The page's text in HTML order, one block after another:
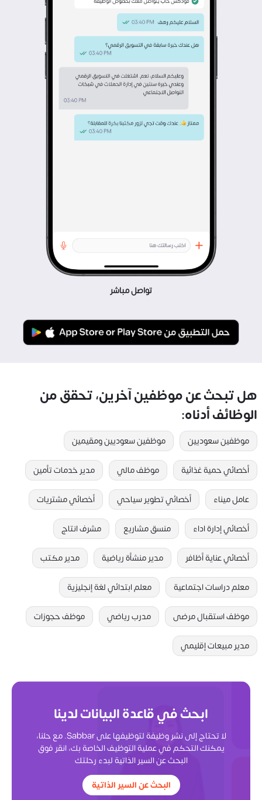
تواصل مباشر
هل تبحث عن موظفين آخرين، تحقق من
الوظائف أدناه:
موظفين سعوديين موظفين سعوديين ومقيمين
أخصائي حمية غذائية موظف مالي مدير خدمات تأمين
عامل ميناء أخصائي تطوير سياحي أخصائي مشتريات
أخصائي إدارة اداء منسق مشاريع مشرف انتاج
أخصائي عناية أظافر مدير منشأة رياضية مدير مكتب
معلم دراسات اجتماعية معلم ابتدائي لغة إنجليزية
موظف استقبال مرضى مدرب رياضي موظف حجوزات
مدير مبيعات إقليمي
ابحث في قاعدة البيانات لدينا
لا تحتاج إلى نشر وظيفة لتوظيفها على Sabbar. مع حلنا،
يمكنك التحكم في عملية التوظيف الخاصة بك، انقر فوق
البحث عن السير الذاتية لبدء رحلتك
البحث عن السير الذاتية